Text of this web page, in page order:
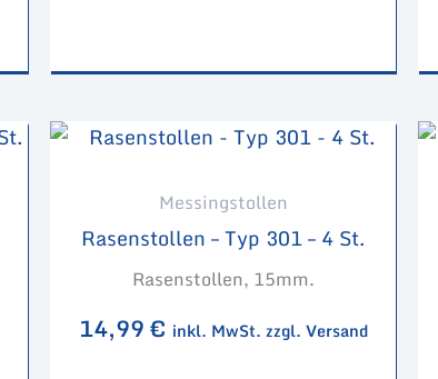
Messingstollen
Rasenstollen – Typ 301 – 4 St.
Rasenstollen, 15mm.
14,99€ inkl. MwSt. zzgl. Versand